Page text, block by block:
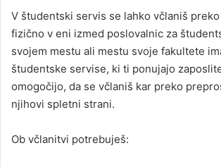
V študentski servis se lahko včlaniš
fizično v eni izmed poslovalnic za
svojem mestu ali mestu svoje fakultete
študentske servise, ki ti ponujajo
omogočijo, da se včlaniš kar preko
njihovi spletni strani.
Ob včlanitvi potrebuješ: